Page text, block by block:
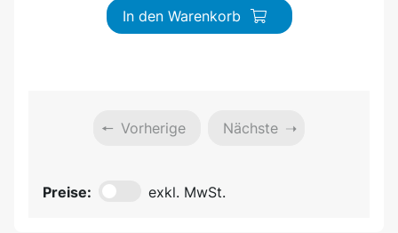
In den Warenkorb
Vorherige Nächste
Preise: exkl. MwSt.